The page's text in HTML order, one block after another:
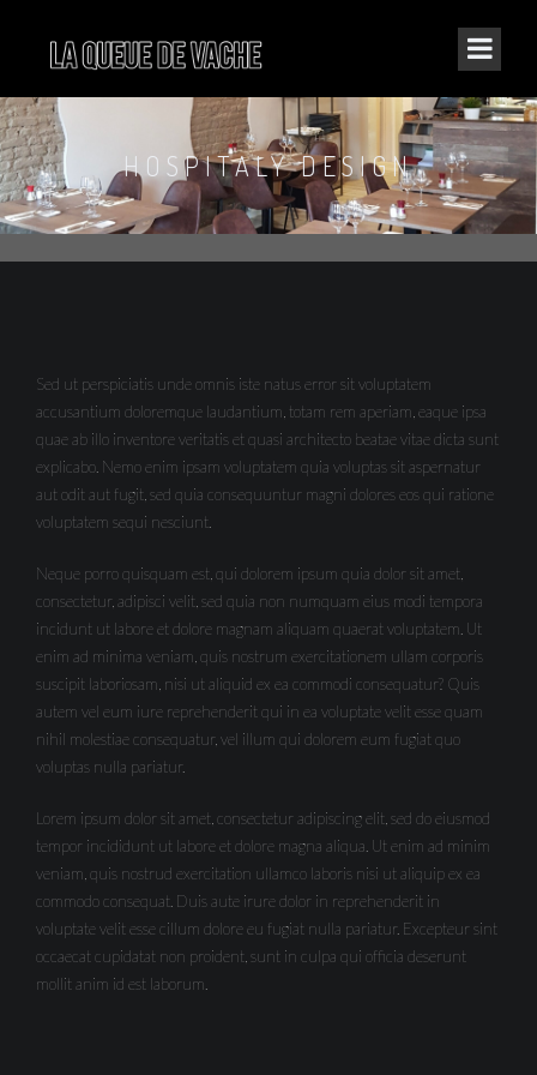
HOSPITALY DESIGN
Sed ut perspiciatis unde omnis iste natus error sit voluptatem
accusantium doloremque laudantium, totam rem aperiam, eaque ipsa
quae ab illo inventore veritatis et quasi architecto beatae vitae dicta sunt
explicabo. Nemo enim ipsam voluptatem quia voluptas sit aspernatur
aut odit aut fugit, sed quia consequuntur magni dolores eos qui ratione
voluptatem sequi nesciunt.
Neque porro quisquam est, qui dolorem ipsum quia dolor sit amet,
consectetur, adipisci velit, sed quia non numquam eius modi tempora
incidunt ut labore et dolore magnam aliquam quaerat voluptatem. Ut
enim ad minima veniam, quis nostrum exercitationem ullam corporis
suscipit laboriosam, nisi ut aliquid ex ea commodi consequatur? Quis
autem vel eum iure reprehenderit qui in ea voluptate velit esse quam
nihil molestiae consequatur, vel illum qui dolorem eum fugiat quo
voluptas nulla pariatur.
Lorem ipsum dolor sit amet, consectetur adipiscing elit, sed do eiusmod
tempor incididunt ut labore et dolore magna aliqua. Ut enim ad minim
veniam, quis nostrud exercitation ullamco laboris nisi ut aliquip ex ea
commodo consequat. Duis aute irure dolor in reprehenderit in
voluptate velit esse cillum dolore eu fugiat nulla pariatur. Excepteur sint
occaecat cupidatat non proident, sunt in culpa qui officia deserunt
mollit anim id est laborum.